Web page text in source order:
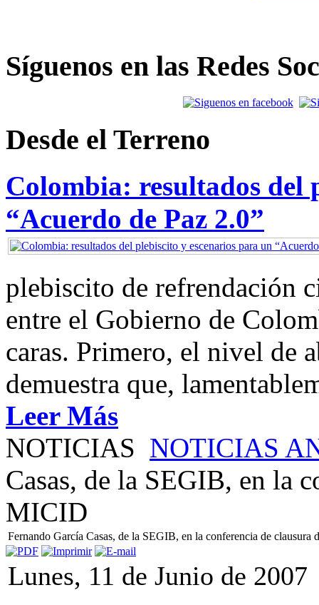
Síguenos en las Redes
Desde el Terreno
Colombia: resultados del
“Acuerdo de Paz 2.0”
plebiscito de refrendación
entre el Gobierno de
caras. Primero, el nivel de
demuestra que,
Leer Más
NOTICIAS NOTICIAS
Casas, de la SEGIB, en la
MICID
Fernando García Casas, de la SEGIB, en la conferencia de clausura
Lunes, 11 de Junio de 2007